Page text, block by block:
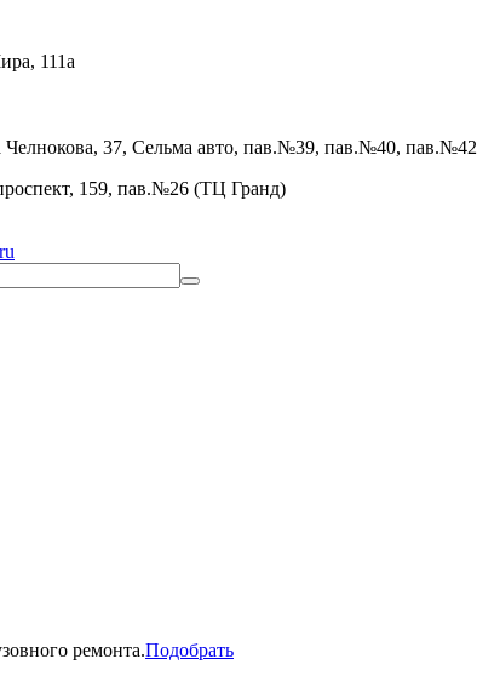
111а
Челнокова, 37, Сельма авто, пав.№39, пав.№40, пав.№42
159, пав.№26 (ТЦ Гранд)
ремонта.Подобрать